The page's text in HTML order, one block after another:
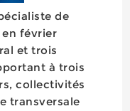
de
en février
et trois
à trois
collectivités
transversale